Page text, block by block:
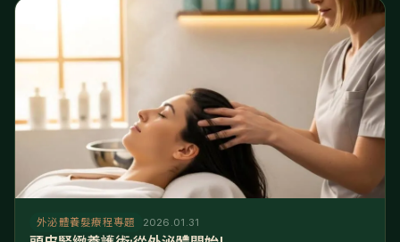
外泌體養髮療程專題 2026.01.31